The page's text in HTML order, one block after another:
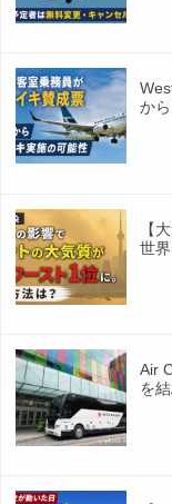
か
【
世
Air
を